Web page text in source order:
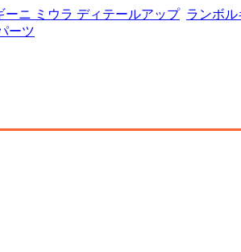
ーニ ミウラ ディテールアップ ランボ
ーツ